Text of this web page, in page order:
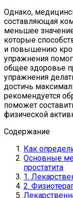
Однако,
составляющая
меньшее
которые
и повышению
упражнения
общее здоровье
упражнения
достичь
рекомендуется
поможет
физической
Содержание
Как
Основные
простатита
1.
2.